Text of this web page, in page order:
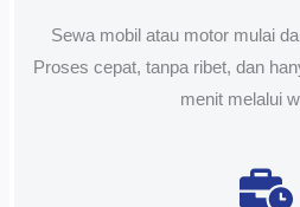
Sewa mobil atau motor mulai
Proses cepat, tanpa ribet, dan
menit melalui